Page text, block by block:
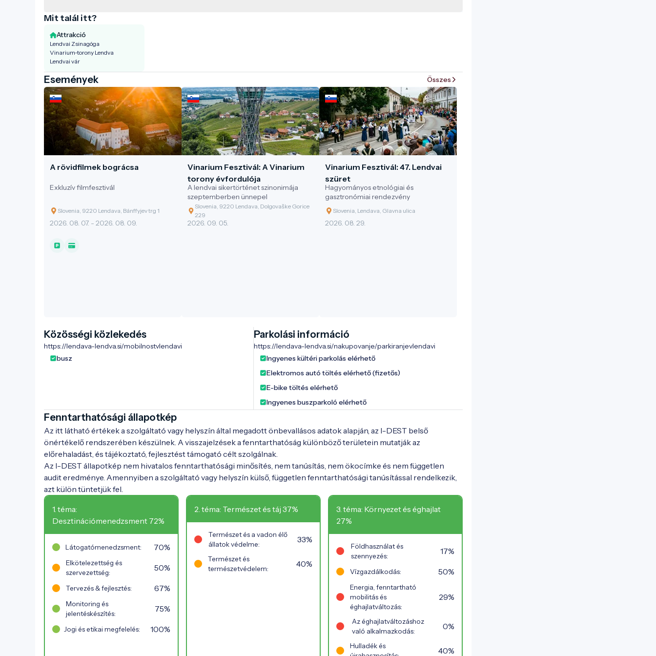
alapítottak. A galéria gyűjteményében
megtalálható a lendvai művészek
alkotásainak öröksége, valamint a
hagyományos nemzetközi
művésztelepek keretében készült
művek gyűjteménye. Az elmúlt
években a lendvai vár a világhírű
művészet óriásainak emlékezetes
kiállításainak adott otthont, többek
között Pablo Picasso, Francisco de
Goya, Rembrandt és Joan Miró művei
is bemutatásra kerültek itt.
Mit talál itt?
Attrakció
Lendvai Zsinagóga
Vinarium-torony Lendva
Lendvai vár
Események Összes
A rövidfilmek bográcsa
Exkluzív filmfesztivál
Slovenia, 9220 Lendava, Bánffyjev trg 1
2026. 08. 07. - 2026. 08. 09.
Vinarium Fesztivál: A Vinarium
torony évfordulója
A lendvai sikertörténet szinonimája
szeptemberben ünnepel
Slovenia, 9220 Lendava, Dolgovaške Gorice
229
2026. 09. 05.
Vinarium Fesztivál: 47. Lendvai
szüret
Hagyományos etnológiai és
gasztronómiai rendezvény
Slovenia, Lendava, Glavna ulica
2026. 08. 29.
Közösségi közlekedés
https://lendava-lendva.si/mobilnostvlendavi
busz
Parkolási információ
https://lendava-lendva.si/nakupovanje/parkiranjevlendavi
Ingyenes kültéri parkolás elérhető
Elektromos autó töltés elérhető (fizetős)
E-bike töltés elérhető
Ingyenes buszparkoló elérhető
Fenntarthatósági állapotkép
Az itt látható értékek a szolgáltató vagy helyszín által megadott önbevallásos adatok alapján, az I-DEST belső
önértékelő rendszerében készülnek. A visszajelzések a fenntarthatóság különböző területein mutatják az
előrehaladást, és tájékoztató, fejlesztést támogató célt szolgálnak.
Az I-DEST állapotkép nem hivatalos fenntarthatósági minősítés, nem tanúsítás, nem ökocímke és nem független
audit eredménye. Amennyiben a szolgáltató vagy helyszín külső, független fenntarthatósági tanúsítással rendelkezik,
azt külön tüntetjük fel.
1. téma:
Desztinációmenedzsment 72%
Látogatómenedzsment: 70%
Elkötelezettség és
szervezettség:
50%
Tervezés & fejlesztés: 67%
Monitoring és
jelentéskészítés:
75%
Jogi és etikai megfelelés: 100%
2. téma: Természet és táj 37%
Természet és a vadon élő
állatok védelme:
33%
Természet és
természetvédelem:
40%
3. téma: Környezet és éghajlat
27%
Földhasználat és
szennyezés:
17%
Vízgazdálkodás: 50%
Energia, fenntartható
mobilitás és
éghajlatváltozás:
29%
Az éghajlatváltozáshoz
való alkalmazkodás:
0%
Hulladék és
40%